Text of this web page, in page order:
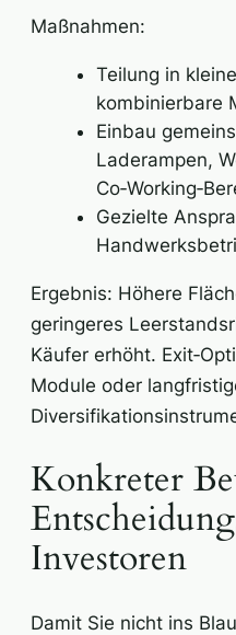
Maßnahmen:
Teilung in
kombinierbare
Einbau
Laderampen,
Gezielte
Ergebnis: Höhere
geringeres
Käufer erhöht.
Module oder
Konkreter
Investoren
Damit Sie nicht ins